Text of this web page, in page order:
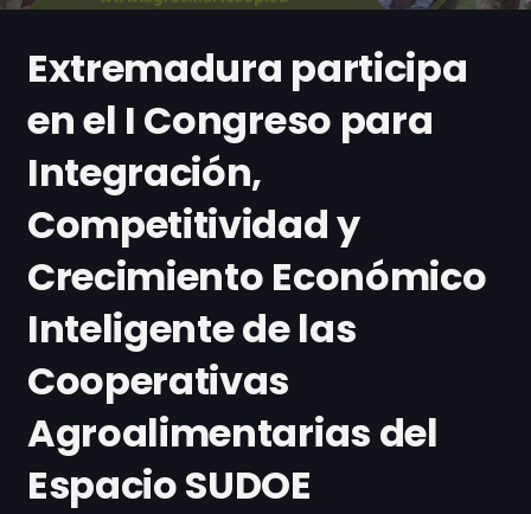
Extremadura participa
en el I Congreso para
Integración,
Competitividad y
Crecimiento Económico
Inteligente de las
Cooperativas
Agroalimentarias del
Espacio SUDOE